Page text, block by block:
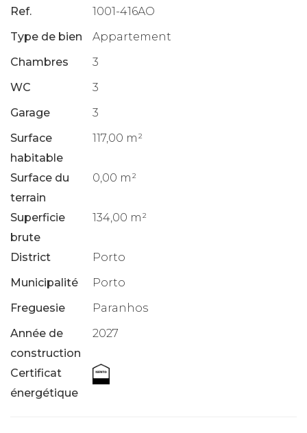
Ref.
1001-416AO
Type de bien
Appartement
Chambres
3
WC
3
Garage
3
Surface
habitable
117,00 m²
Surface du
terrain
0,00 m²
Superficie
brute
134,00 m²
District
Porto
Municipalité
Porto
Freguesie
Paranhos
Année de
construction
2027
Certificat
énergétique